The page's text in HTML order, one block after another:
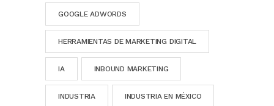
GOOGLE ADWORDS
HERRAMIENTAS DE MARKETING DIGITAL
IA INBOUND MARKETING
INDUSTRIA INDUSTRIA EN MÉXICO